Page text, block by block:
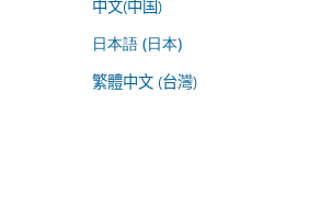
中文(中国)
日本語 (日本)
繁體中文 (台灣)